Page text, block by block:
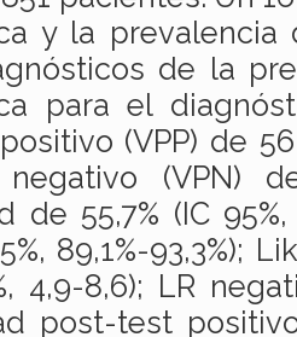
y la prevalencia
de la
para el
(VPP) de
(VPN)
de 55,7% (IC
89,1%-93,3%);
4,9-8,6); LR
post-test